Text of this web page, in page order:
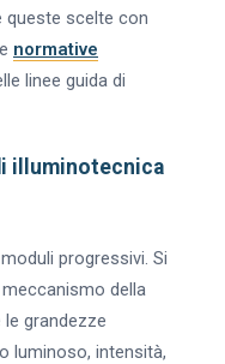
queste scelte con
normative
linee guida di
illuminotecnica
progressivi. Si
della
grandezze
luminoso, intensità,